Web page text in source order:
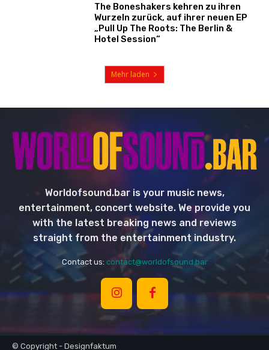
The Boneshakers kehren zu ihren
Wurzeln zurück, auf ihrer neuen EP
„Pull Up The Roots: The Berlin &
Hotel Session“
Mehr laden
Worldofsound.bar is your music news,
entertainment, concert website. We provide you
with the latest breaking news and reviews
straight from the entertainment industry.
Contact us: contact@worldofsound.bar
© Copyright - Designfaktum